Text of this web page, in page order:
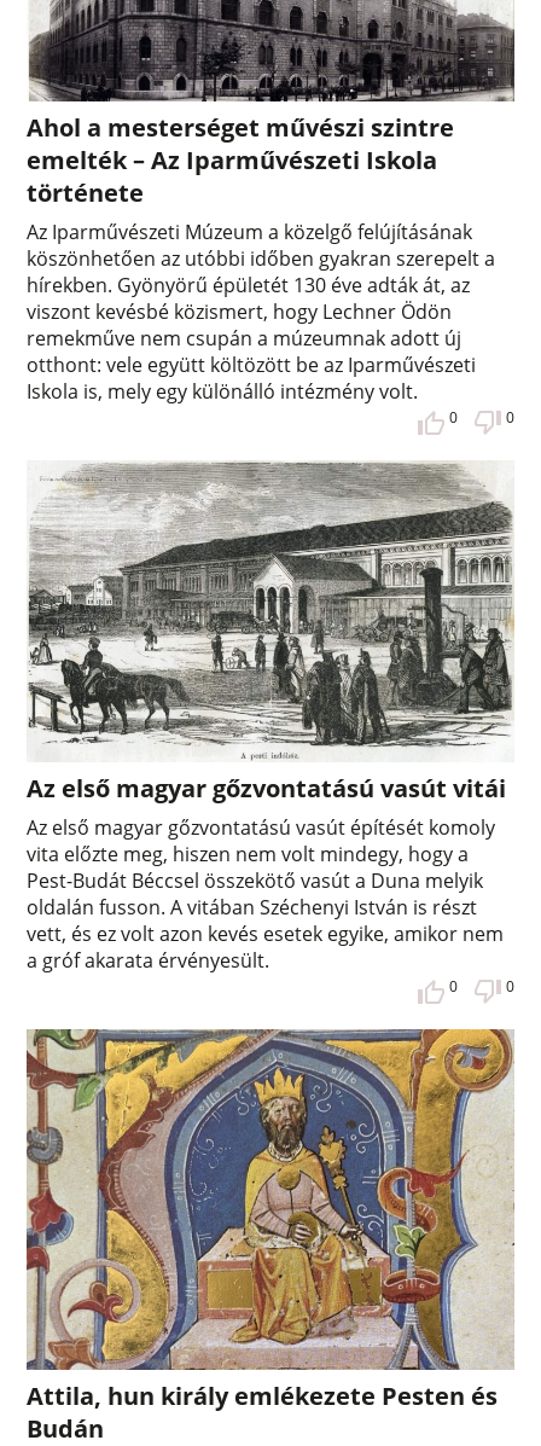
Ahol a mesterséget művészi szintre
emelték – Az Iparművészeti Iskola
története
Az Iparművészeti Múzeum a közelgő felújításának
köszönhetően az utóbbi időben gyakran szerepelt a
hírekben. Gyönyörű épületét 130 éve adták át, az
viszont kevésbé közismert, hogy Lechner Ödön
remekműve nem csupán a múzeumnak adott új
otthont: vele együtt költözött be az Iparművészeti
Iskola is, mely egy különálló intézmény volt.
0 0
Az első magyar gőzvontatású vasút vitái
Az első magyar gőzvontatású vasút építését komoly
vita előzte meg, hiszen nem volt mindegy, hogy a
Pest-Budát Béccsel összekötő vasút a Duna melyik
oldalán fusson. A vitában Széchenyi István is részt
vett, és ez volt azon kevés esetek egyike, amikor nem
a gróf akarata érvényesült.
0 0
Attila, hun király emlékezete Pesten és
Budán